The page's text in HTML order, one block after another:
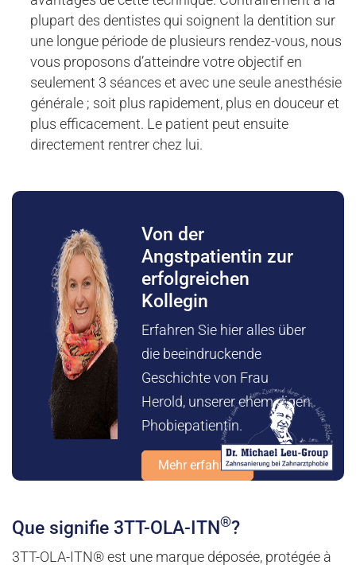
plupart des dentistes qui soignent la dentition sur
une longue période de plusieurs rendez-vous, nous
vous proposons d’atteindre votre objectif en
seulement 3 séances et avec une seule anesthésie
générale ; soit plus rapidement, plus en douceur et
plus efficacement. Le patient peut ensuite
directement rentrer chez lui.
Von der
Angstpatientin zur
erfolgreichen
Kollegin
Erfahren Sie hier alles über
die beeindruckende
Geschichte von Frau
Herold, unserer ehemaligen
Phobiepatientin.
Mehr erfahren
Que signifie 3TT-OLA-ITN®?
3TT-OLA-ITN® est une marque déposée, protégée à